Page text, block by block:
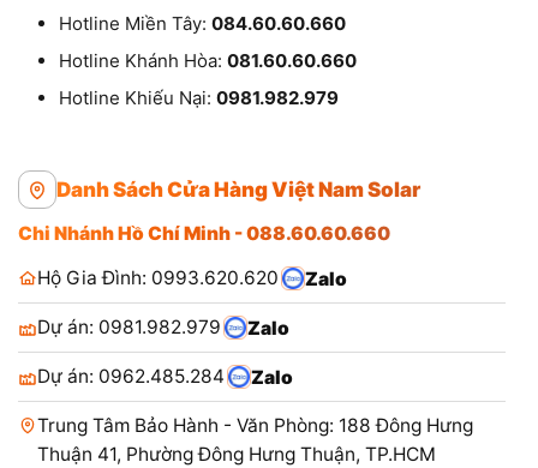
Hotline Miền Tây: 084.60.60.660
Hotline Khánh Hòa: 081.60.60.660
Hotline Khiếu Nại: 0981.982.979
Danh Sách Cửa Hàng Việt Nam Solar
Chi Nhánh Hồ Chí Minh - 088.60.60.660
Hộ Gia Đình: 0993.620.620
Zalo
Dự án: 0981.982.979 Zalo
Dự án: 0962.485.284 Zalo
Trung Tâm Bảo Hành - Văn Phòng: 188 Đông Hưng
Thuận 41, Phường Đông Hưng Thuận, TP.HCM